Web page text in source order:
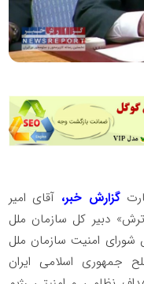
گزارش خبر، آقای امیر
دبیر کل سازمان ملل
امنیت سازمان ملل
جمهوری اسلامی ایران